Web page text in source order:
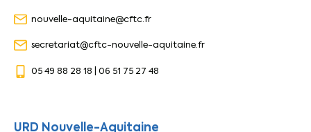
nouvelle-aquitaine@cftc.fr
secretariat@cftc-nouvelle-aquitaine.fr
05 49 88 28 18 | 06 51 75 27 48
URD Nouvelle-Aquitaine